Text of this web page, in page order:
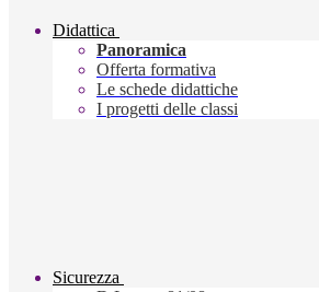
Didattica
Panoramica
Offerta formativa
Le schede didattiche
I progetti delle classi
Sicurezza